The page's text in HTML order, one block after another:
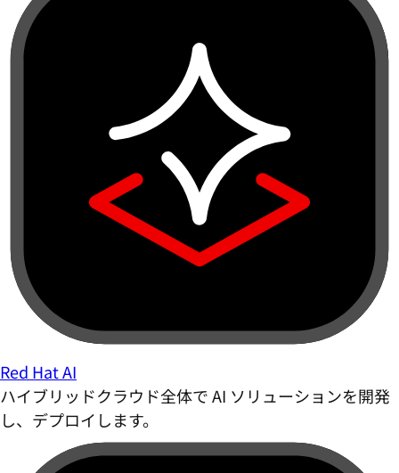
Red Hat AI
ハイブリッドクラウド全体で AI ソリューションを開発
し、デプロイします。